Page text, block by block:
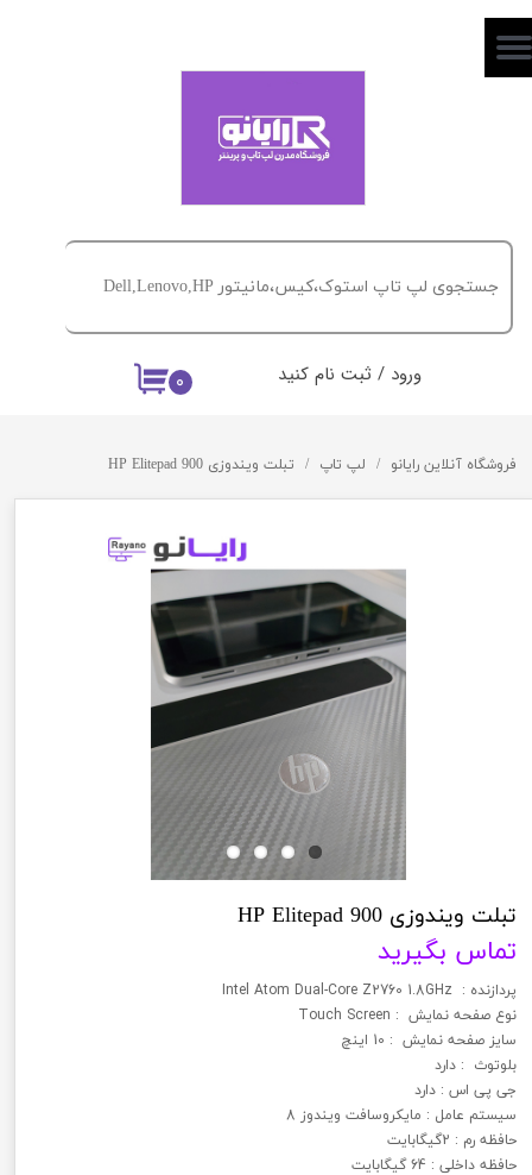
۰ ورود / ثبت نام کنید
حساب کاربری من
خروج از حساب کاربری
فروشگاه آنلاین رایانو لپ تاپ تبلت ویندوزی HP Elitepad 900
تبلت ویندوزی HP Elitepad 900
تماس بگیرید
پردازنده : Intel Atom Dual-Core Z2760 1.8GHz
نوع صفحه نمایش : Touch Screen
سایز صفحه نمایش : 10 اینچ
بلوتوث : دارد
جی پی اس : دارد
سیستم عامل : مایکروسافت ویندوز 8
حافظه رم : 2گیگابایت
حافظه داخلی : 64 گیگابایت